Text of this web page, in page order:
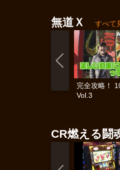
無道Ｘ すべて
完全攻略！
Vol.3
CR燃える闘